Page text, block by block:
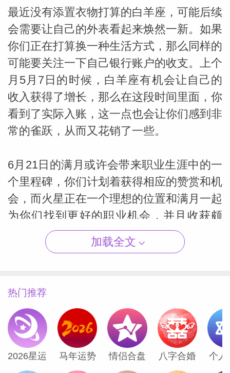
（Susan
最近没有添置衣物打算的白羊座，可能后续
会需要让自己的外表看起来焕然一新。如果
你们正在打算换一种生活方式，那么同样的
可能要关注一下自己银行账户的收支。上个
月5月7日的时候，白羊座有机会让自己的
收入获得了增长，那么在这段时间里面，你
看到了实际入账，这一点也会让你们感到非
常的雀跃，从而又花销了一些。
6月21日的满月或许会带来职业生涯中的一
个里程碑，你们计划着获得相应的赞赏和机
会，而火星正在一个理想的位置和满月一起
为你们找到更好的职业机会，并且收获颇
丰。智能满月预示着升职或者是新工作机
会，但对于自己创业的白羊座来说，或许是
白羊机会，重新评估一下自己的职业，看一
看事情进展的如何。
海王星目前正在与白羊座只有几英尺的距
离，要知道这是自1861年至1875年之后，
加载全文
热门推荐
2026星运 马年运势 情侣合盘 八字合婚 个人